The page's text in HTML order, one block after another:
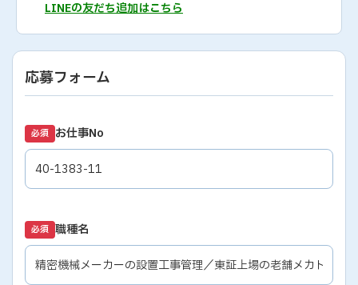
LINEの友だち追加はこちら
応募フォーム
必須 お仕事No
必須 職種名